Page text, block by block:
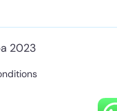
2023